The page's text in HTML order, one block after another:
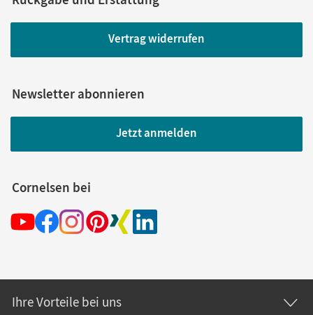
Vertrag widerrufen
Newsletter abonnieren
Jetzt anmelden
Cornelsen bei
Ihre Vorteile bei uns